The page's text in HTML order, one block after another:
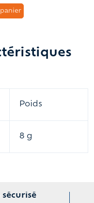
Poids
8 g